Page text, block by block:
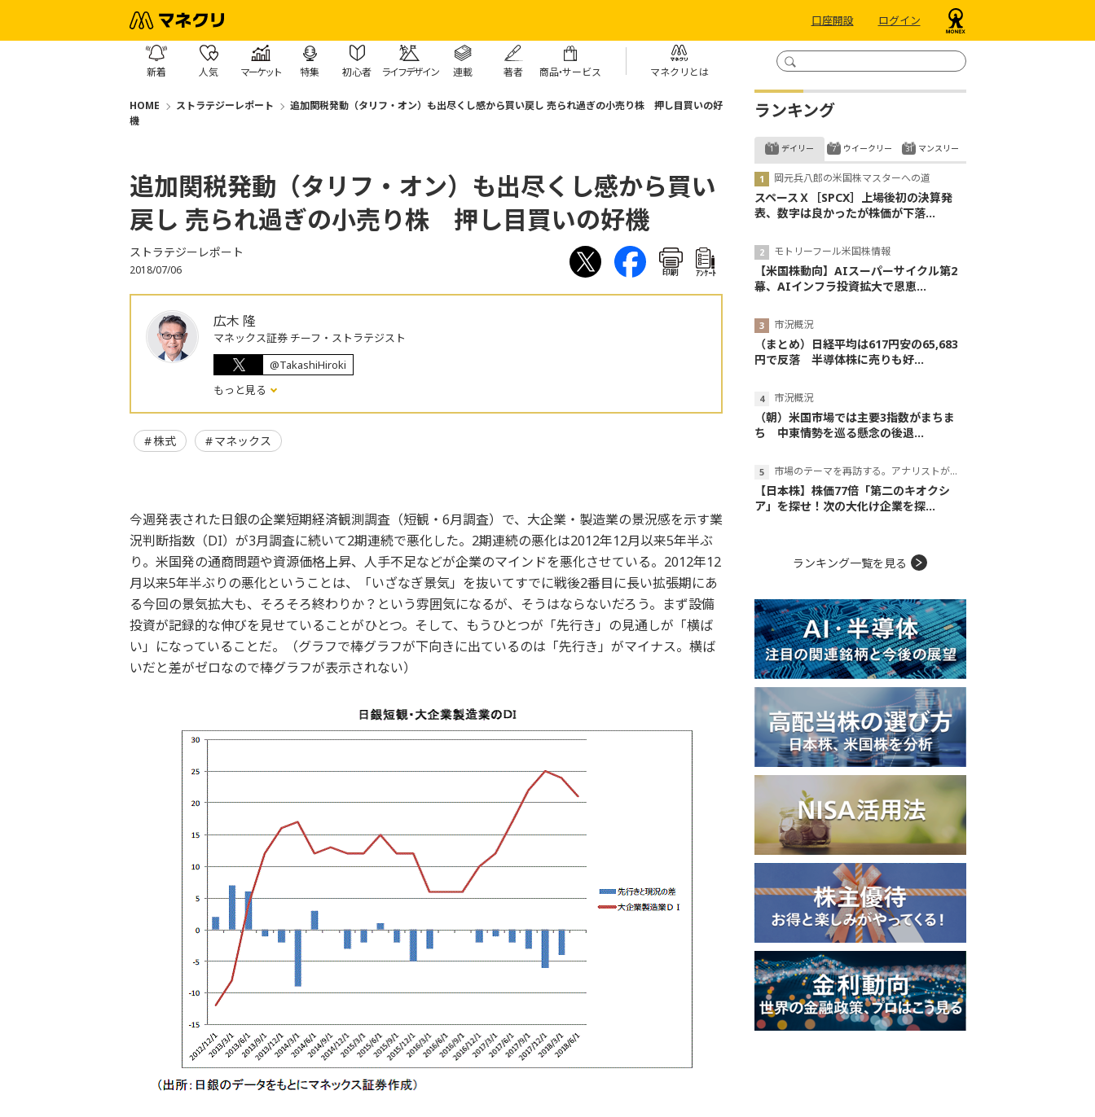
口座開設 ログイン
新着 人気 マーケット 特集 初心者 ライフデザイン 連載 著者 商品・サービス マネクリとは
HOME ストラテジーレポート
追加関税発動（タリフ・オン）も出尽くし感から買い戻し 売られ過ぎの小売り株 押し目買いの好
機
追加関税発動（タリフ・オン）も出尽くし感から買い
戻し 売られ過ぎの小売り株 押し目買いの好機
ストラテジーレポート
2018/07/06 印刷 ｱﾝｹｰﾄ
広木 隆
マネックス証券 チーフ・ストラテジスト
@TakashiHiroki
もっと見る
株式 マネックス
今週発表された日銀の企業短期経済観測調査（短観・6月調査）で、大企業・製造業の景況感を示す業
況判断指数（DI）が3月調査に続いて2期連続で悪化した。2期連続の悪化は2012年12月以来5年半ぶ
り。米国発の通商問題や資源価格上昇、人手不足などが企業のマインドを悪化させている。2012年12
月以来5年半ぶりの悪化ということは、「いざなぎ景気」を抜いてすでに戦後2番目に長い拡張期にあ
る今回の景気拡大も、そろそろ終わりか？という雰囲気になるが、そうはならないだろう。まず設備
投資が記録的な伸びを見せていることがひとつ。そして、もうひとつが「先行き」の見通しが「横ば
い」になっていることだ。（グラフで棒グラフが下向きに出ているのは「先行き」がマイナス。横ば
いだと差がゼロなので棒グラフが表示されない）
ランキング
デイリー
岡元兵八郎の米国株マスターへの道
スペースＸ［SPCX］上場後初の決算発
表、数字は良かったが株価が下落...
モトリーフール米国株情報
【米国株動向】AIスーパーサイクル第2
幕、AIインフラ投資拡大で恩恵...
市況概況
（まとめ）日経平均は617円安の65,683
円で反落 半導体株に売りも好...
市況概況
（朝）米国市場では主要3指数がまちま
ち 中東情勢を巡る懸念の後退...
市場のテーマを再訪する。アナリストが読み解くテーマの本質
【日本株】株価77倍「第二のキオクシ
ア」を探せ！次の大化け企業を探...
ウイークリー マンスリー
ランキング一覧を見る